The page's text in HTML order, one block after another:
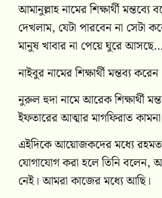
আমানুল্লাহ নামের শিক্ষার্থী
দেখলাম, যেটা পারবেন না সেটা
মানুষ খাবার না পেয়ে ঘুরে আসছে…
নাইবুর নামের শিক্ষার্থী মন্তব্য
নুরুল হুদা নামে আরেক শিক্ষার্থী
ইফতারের আত্মার মাগফিরাত
এইদিকে আয়োজকদের মধ্যে
যোগাযোগ করা হলে তিনি বলেন,
নেই। আমরা কাজের মধ্যে আছি।